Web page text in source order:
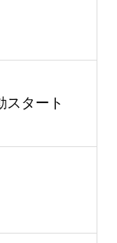
スタート